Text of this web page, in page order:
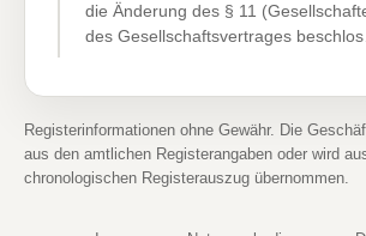
die Änderung des § 11
des Gesellschaftsvertrages
Registerinformationen ohne Gewähr. Die
aus den amtlichen Registerangaben oder wird
chronologischen Registerauszug übernommen.